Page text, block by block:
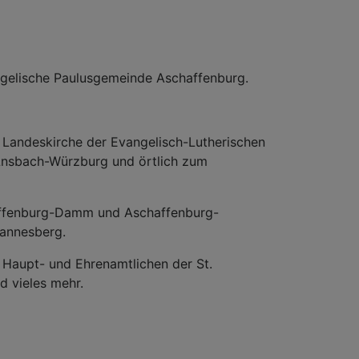
Paulusgemeinde Aschaffenburg.
der Evangelisch-Lutherischen
Würzburg und örtlich zum
Damm und Aschaffenburg-
und Ehrenamtlichen der St.
vieles mehr.